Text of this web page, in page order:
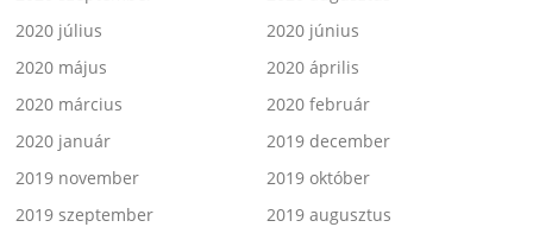
2020 július
2020 június
2020 május
2020 április
2020 március
2020 február
2020 január
2019 december
2019 november
2019 október
2019 szeptember
2019 augusztus